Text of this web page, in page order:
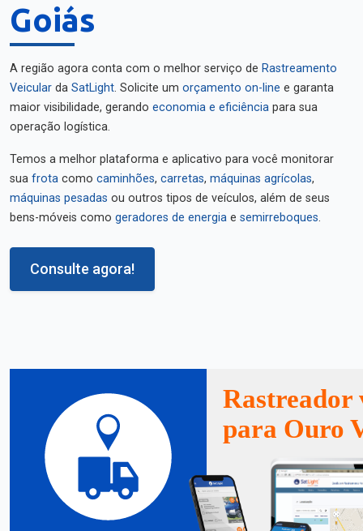
Goiás
A região agora conta com o melhor serviço de Rastreamento
Veicular da SatLight. Solicite um orçamento on-line e garanta
maior visibilidade, gerando economia e eficiência para sua
operação logística.
Temos a melhor plataforma e aplicativo para você monitorar
sua frota como caminhões, carretas, máquinas agrícolas,
máquinas pesadas ou outros tipos de veículos, além de seus
bens-móveis como geradores de energia e semirreboques.
Consulte agora!
Rastreador
para Ouro